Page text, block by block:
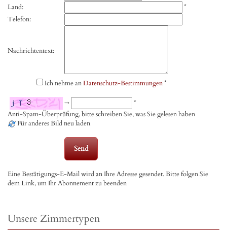
Land:
*
Telefon:
Nachrichtentext:
Ich nehme anDatenschutz-Bestimmungen*
→
*
Anti-Spam-Überprüfung, bitte schreiben Sie, was Sie gelesen haben
Für anderes Bild neu laden
Eine Bestätigungs-E-Mail wird an Ihre Adresse gesendet. Bitte folgen Sie
dem Link, um Ihr Abonnement zu beenden
Unsere Zimmertypen